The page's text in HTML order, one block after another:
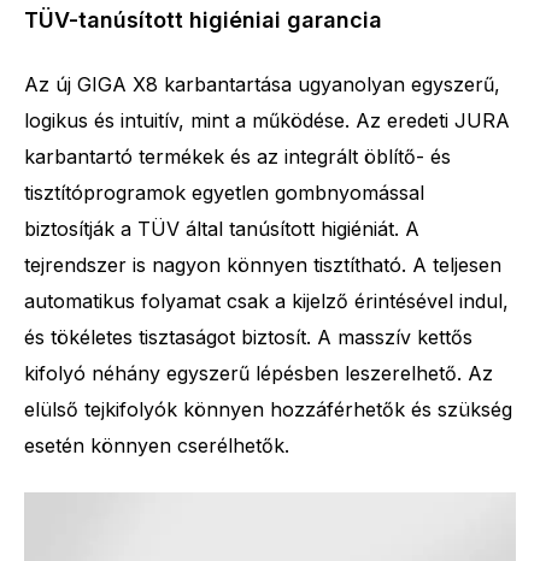
TÜV-tanúsított higiéniai garancia
Az új GIGA X8 karbantartása ugyanolyan egyszerű,
logikus és intuitív, mint a működése. Az eredeti JURA
karbantartó termékek és az integrált öblítő- és
tisztítóprogramok egyetlen gombnyomással
biztosítják a TÜV által tanúsított higiéniát. A
tejrendszer is nagyon könnyen tisztítható. A teljesen
automatikus folyamat csak a kijelző érintésével indul,
és tökéletes tisztaságot biztosít. A masszív kettős
kifolyó néhány egyszerű lépésben leszerelhető. Az
elülső tejkifolyók könnyen hozzáférhetők és szükség
esetén könnyen cserélhetők.